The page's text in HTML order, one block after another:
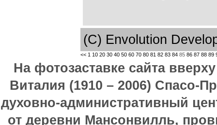
(C) Envolution
<< 1 10 20 30 40 50 60 70 80 81 82 83 84 85 86 87 88 89
На фотозаставке сайта
Виталия (1910 – 2006) Спасо-
духовно-административный
от деревни Мансонвилль,